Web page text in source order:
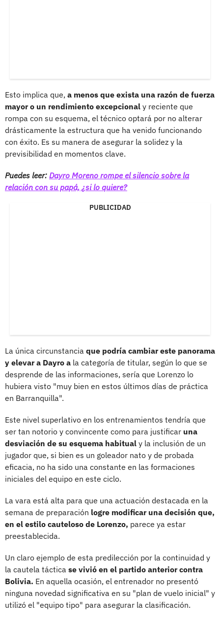
Esto implica que, a menos que exista una razón de fuerza
mayor o un rendimiento excepcional y reciente que
rompa con su esquema, el técnico optará por no alterar
drásticamente la estructura que ha venido funcionando
con éxito. Es su manera de asegurar la solidez y la
previsibilidad en momentos clave.
Puedes leer: Dayro Moreno rompe el silencio sobre la
relación con su papá, ¿si lo quiere?
PUBLICIDAD
La única circunstancia que podría cambiar este panorama
y elevar a Dayro a la categoría de titular, según lo que se
desprende de las informaciones, sería que Lorenzo lo
hubiera visto "muy bien en estos últimos días de práctica
en Barranquilla".
Este nivel superlativo en los entrenamientos tendría que
ser tan notorio y convincente como para justificar una
desviación de su esquema habitual y la inclusión de un
jugador que, si bien es un goleador nato y de probada
eficacia, no ha sido una constante en las formaciones
iniciales del equipo en este ciclo.
La vara está alta para que una actuación destacada en la
semana de preparación logre modificar una decisión que,
en el estilo cauteloso de Lorenzo, parece ya estar
preestablecida.
Un claro ejemplo de esta predilección por la continuidad y
la cautela táctica se vivió en el partido anterior contra
Bolivia. En aquella ocasión, el entrenador no presentó
ninguna novedad significativa en su "plan de vuelo inicial" y
utilizó el "equipo tipo" para asegurar la clasificación.